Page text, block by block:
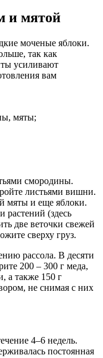
и мятой
моченые яблоки.
так как
усиливают
вам
мяты;
смородины.
листьями вишни.
мяты и еще яблоки.
растений (здесь
две веточки свежей
сверху груз.
рассола. В десяти
200 – 300 г меда,
а также 150 г
не снимая с них
4–6 недель.
постоянная